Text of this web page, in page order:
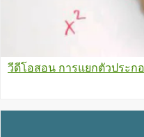
วีดีโอสอน การแยกตัวประก